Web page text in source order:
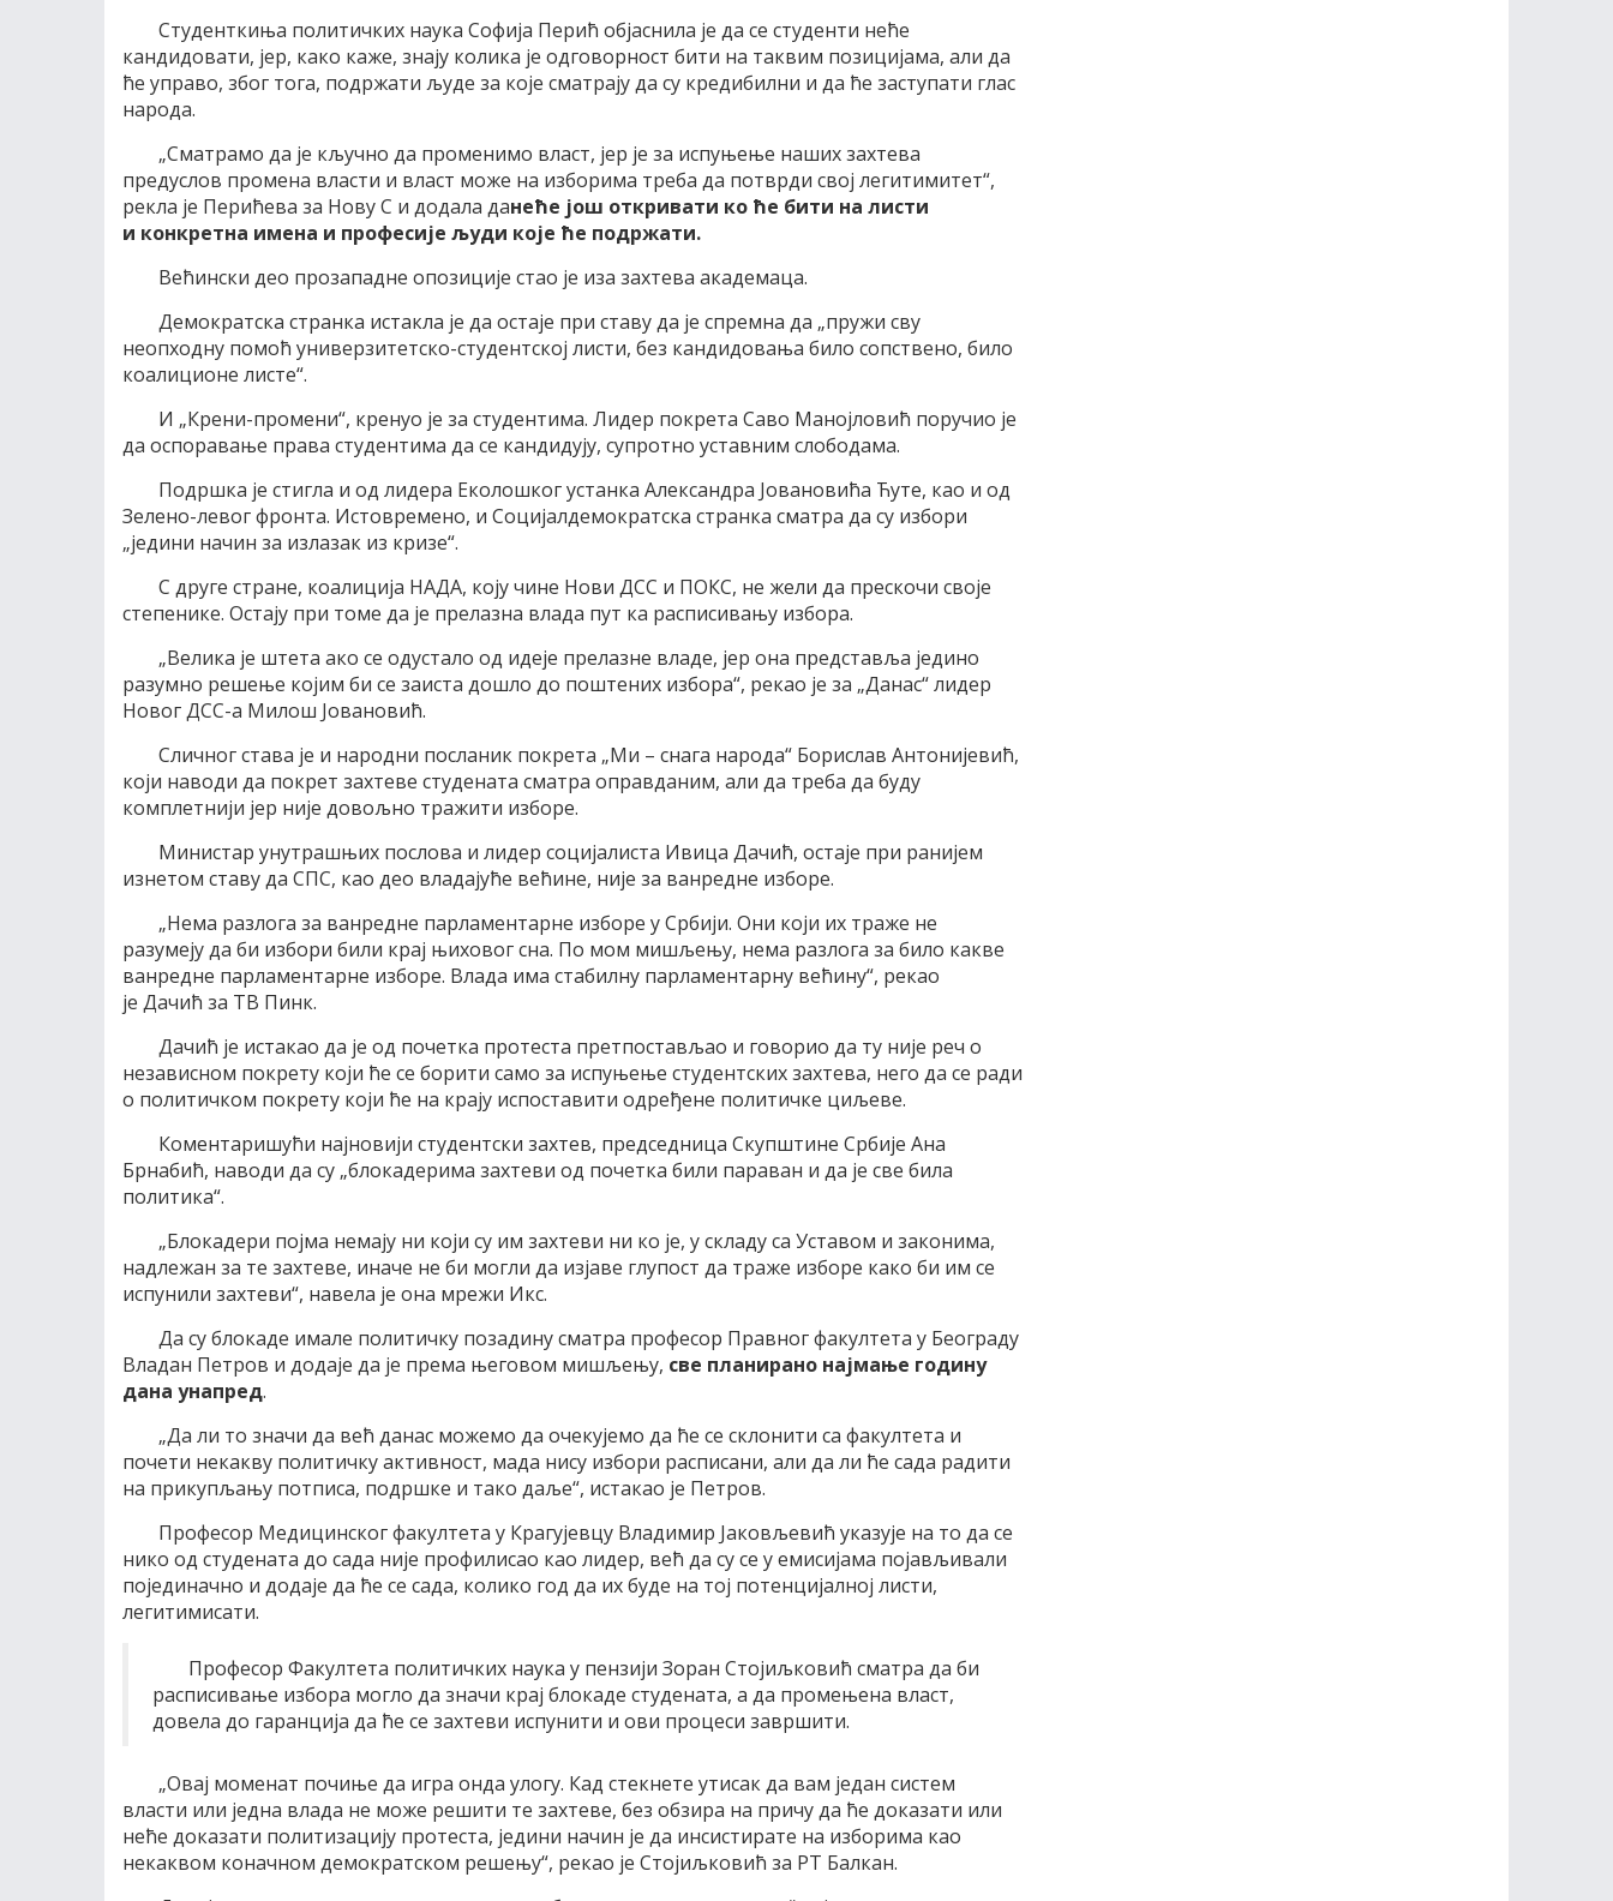
Студенткиња политичких наука Софија Перић објаснила је да се студенти неће
кандидовати, јер, како каже, знају колика је одговорност бити на таквим позицијама, али да
ће управо, због тога, подржати људе за које сматрају да су кредибилни и да ће заступати глас
народа.
„Сматрамо да је кључно да променимо власт, јер је за испуњење наших захтева
предуслов промена власти и власт може на изборима треба да потврди свој легитимитет“,
рекла је Перићева за Нову С и додала данеће још откривати ко ће бити на листи
и конкретна имена и професије људи које ће подржати.
Већински део прозападне опозиције стао је иза захтева академаца.
Демократска странка истакла је да остаје при ставу да је спремна да „пружи сву
неопходну помоћ универзитетско-студентској листи, без кандидовања било сопствено, било
коалиционе листе“.
И „Крени-промени“, кренуо је за студентима. Лидер покрета Саво Манојловић поручио је
да оспоравање права студентима да се кандидују, супротно уставним слободама.
Подршка је стигла и од лидера Еколошког устанка Александра Јовановића Ћуте, као и од
Зелено-левог фронта. Истовремено, и Социјалдемократска странка сматра да су избори
„једини начин за излазак из кризе“.
С друге стране, коалиција НАДА, коју чине Нови ДСС и ПОКС, не жели да прескочи своје
степенике. Остају при томе да је прелазна влада пут ка расписивању избора.
„Велика је штета ако се одустало од идеје прелазне владе, јер она представља једино
разумно решење којим би се заиста дошло до поштених избора“, рекао је за „Данас“ лидер
Новог ДСС-а Милош Јовановић.
Сличног става је и народни посланик покрета „Ми – снага народа“ Борислав Антонијевић,
који наводи да покрет захтеве студената сматра оправданим, али да треба да буду
комплетнији јер није довољно тражити изборе.
Министар унутрашњих послова и лидер социјалиста Ивица Дачић, остаје при ранијем
изнетом ставу да СПС, као део владајуће већине, није за ванредне изборе.
„Нема разлога за ванредне парламентарне изборе у Србији. Они који их траже не
разумеју да би избори били крај њиховог сна. По мом мишљењу, нема разлога за било какве
ванредне парламентарне изборе. Влада има стабилну парламентарну већину“, рекао
је Дачић за ТВ Пинк.
Дачић је истакао да је од почетка протеста претпостављао и говорио да ту није реч о
независном покрету који ће се борити само за испуњење студентских захтева, него да се ради
о политичком покрету који ће на крају испоставити одређене политичке циљеве.
Коментаришући најновији студентски захтев, председница Скупштине Србије Ана
Брнабић, наводи да су „блокадерима захтеви од почетка били параван и да је све била
политика“.
„Блокадери појма немају ни који су им захтеви ни ко је, у складу са Уставом и законима,
надлежан за те захтеве, иначе не би могли да изјаве глупост да траже изборе како би им се
испунили захтеви“, навела је она мрежи Икс.
Да су блокаде имале политичку позадину сматра професор Правног факултета у Београду
Владан Петров и додаје да је према његовом мишљењу, све планирано најмање годину
дана унапред.
„Да ли то значи да већ данас можемо да очекујемо да ће се склонити са факултета и
почети некакву политичку активност, мада нису избори расписани, али да ли ће сада радити
на прикупљању потписа, подршке и тако даље“, истакао је Петров.
Професор Медицинског факултета у Крагујевцу Владимир Јаковљевић указује на то да се
нико од студената до сада није профилисао као лидер, већ да су се у емисијама појављивали
појединачно и додаје да ће се сада, колико год да их буде на тој потенцијалној листи,
легитимисати.
Професор Факултета политичких наука у пензији Зоран Стојиљковић сматра да би
расписивање избора могло да значи крај блокаде студената, а да промењена власт,
довела до гаранција да ће се захтеви испунити и ови процеси завршити.
„Овај моменат почиње да игра онда улогу. Кад стекнете утисак да вам један систем
власти или једна влада не може решити те захтеве, без обзира на причу да ће доказати или
неће доказати политизацију протеста, једини начин је да инсистирате на изборима као
некаквом коначном демократском решењу“, рекао је Стојиљковић за РТ Балкан.